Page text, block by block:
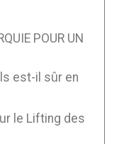
POUR UN
est-il sûr en
le Lifting des